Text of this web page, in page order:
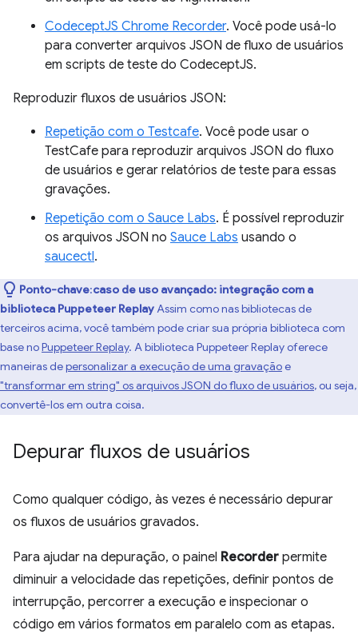
CodeceptJS Chrome Recorder. Você pode usá-lo
para converter arquivos JSON de fluxo de usuários
em scripts de teste do CodeceptJS.
Reproduzir fluxos de usuários JSON:
Repetição com o Testcafe. Você pode usar o
TestCafe para reproduzir arquivos JSON do fluxo
de usuários e gerar relatórios de teste para essas
gravações.
Repetição com o Sauce Labs. É possível reproduzir
os arquivos JSON no Sauce Labs usando o
saucectl.
Ponto-chave:caso de uso avançado: integração com a
biblioteca Puppeteer ReplayAssim como nas bibliotecas de
terceiros acima, você também pode criar sua própria biblioteca com
base noPuppeteer Replay. A biblioteca Puppeteer Replay oferece
maneiras depersonalizar a execução de uma gravaçãoe
"transformar em string" os arquivos JSON do fluxo de usuários, ou seja,
convertê-los em outra coisa.
Depurar fluxos de usuários
Como qualquer código, às vezes é necessário depurar
os fluxos de usuários gravados.
Para ajudar na depuração, o painel Recorder permite
diminuir a velocidade das repetições, definir pontos de
interrupção, percorrer a execução e inspecionar o
código em vários formatos em paralelo com as etapas.